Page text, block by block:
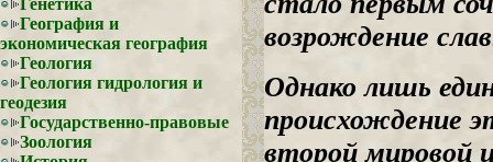
Генетика
География и
экономическая география
Геология
Геология гидрология и
геодезия
Государственно-правовые
Зоология
возрождение
Однако лишь
происхождение
второй мировой